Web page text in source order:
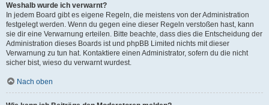
Weshalb wurde ich verwarnt?
In jedem Board gibt es eigene Regeln, die meistens von der Administration
festgelegt werden. Wenn du gegen eine dieser Regeln verstoßen hast, kann
sie dir eine Verwarnung erteilen. Bitte beachte, dass dies die Entscheidung der
Administration dieses Boards ist und phpBB Limited nichts mit dieser
Verwarnung zu tun hat. Kontaktiere einen Administrator, sofern du die nicht
sicher bist, wieso du verwarnt wurdest.
Nach oben